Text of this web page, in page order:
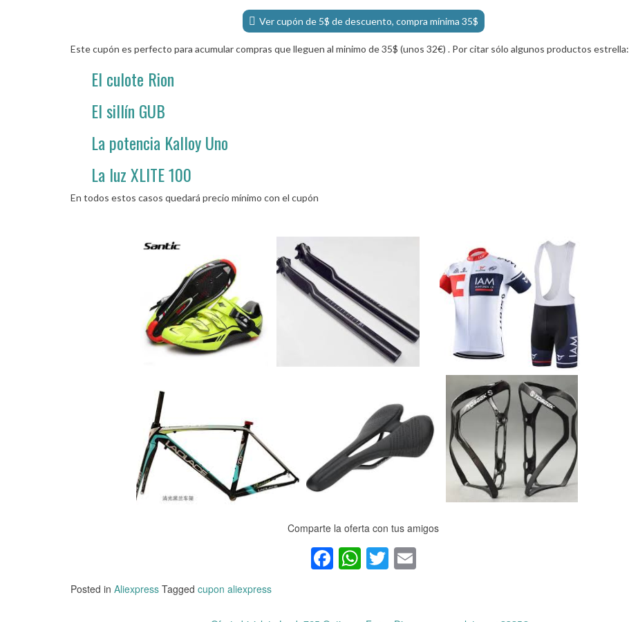
Ver cupón de 5$ de descuento, compra mínima 35$
Este cupón es perfecto para acumular compras que lleguen al minimo de 35$ (unos 32€) . Por citar sólo algunos productos estrella:
El culote Rion
El sillín GUB
La potencia Kalloy Uno
La luz XLITE 100
En todos estos casos quedará precio mínimo con el cupón
Comparte la oferta con tus amigos
Facebook
WhatsApp
Twitter
Email
Posted in Aliexpress Tagged cupon aliexpress